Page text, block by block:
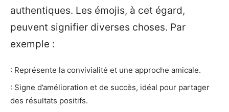
authentiques. Les émojis, à cet égard,
peuvent signifier diverses choses. Par
exemple :
: Représente la convivialité et une approche amicale.
: Signe d’amélioration et de succès, idéal pour partager
des résultats positifs.